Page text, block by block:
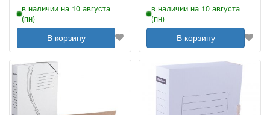
в наличии на 10 августа
(пн)
В корзину
в наличии на 10 августа
(пн)
В корзину